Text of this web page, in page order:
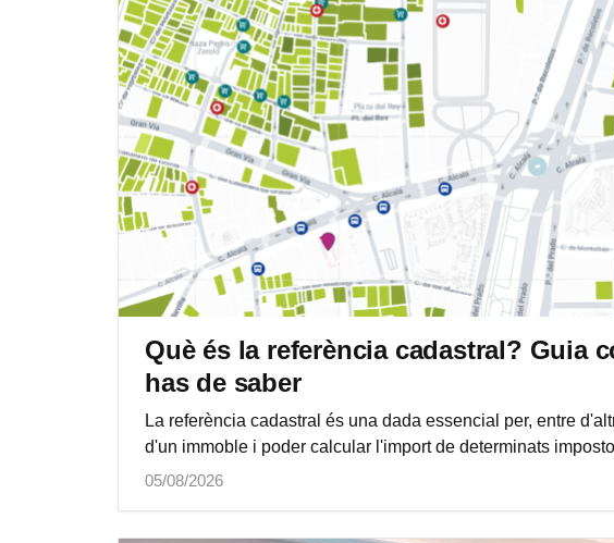
Què és la referència cadastral? Guia
has de saber
La referència cadastral és una dada essencial per, entre
d'un immoble i poder calcular l'import de determinats
05/08/2026